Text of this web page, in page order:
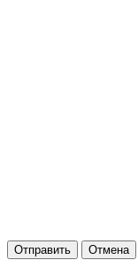
Отправить Отмена